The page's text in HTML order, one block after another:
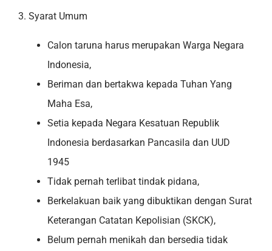
3. Syarat Umum
Calon taruna harus merupakan Warga Negara
Indonesia,
Beriman dan bertakwa kepada Tuhan Yang
Maha Esa,
Setia kepada Negara Kesatuan Republik
Indonesia berdasarkan Pancasila dan UUD
1945
Tidak pernah terlibat tindak pidana,
Berkelakuan baik yang dibuktikan dengan Surat
Keterangan Catatan Kepolisian (SKCK),
Belum pernah menikah dan bersedia tidak